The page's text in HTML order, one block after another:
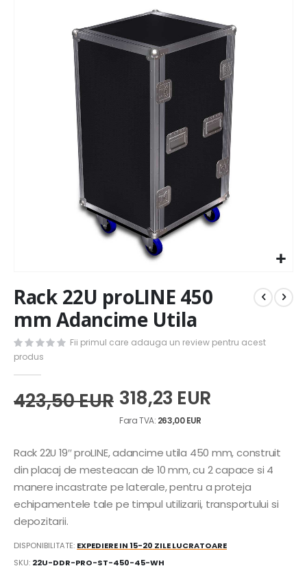
to
the
beginning
of
the
images
gallery
Rack 22U proLINE 450
mm Adancime Utila
Fii primul care adauga un review pentru acest
produs
423,50 EUR 318,23 EUR
263,00 EUR
Rack 22U 19″ proLINE, adancime utila 450 mm, construit
din placaj de mesteacan de 10 mm, cu 2 capace si 4
manere incastrate pe laterale, pentru a proteja
echipamentele tale pe timpul utilizarii, transportului si
depozitarii.
DISPONIBILITATE: EXPEDIERE IN 15-20 ZILE LUCRATOARE
SKU 22U-DDR-PRO-ST-450-45-WH